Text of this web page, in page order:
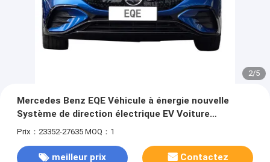
2/5
Mercedes Benz EQE Véhicule à énergie nouvelle
Système de direction électrique EV Voiture
électrique
Prix：23352-27635 MOQ：1
meilleur prix Contactez